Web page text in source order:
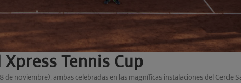
Tennis Cup
noviembre), ambas celebradas en las magníficas instalaciones del Cercle